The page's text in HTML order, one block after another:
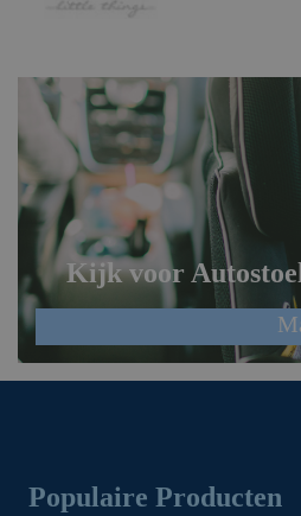
Kijk voor
Populaire Producten